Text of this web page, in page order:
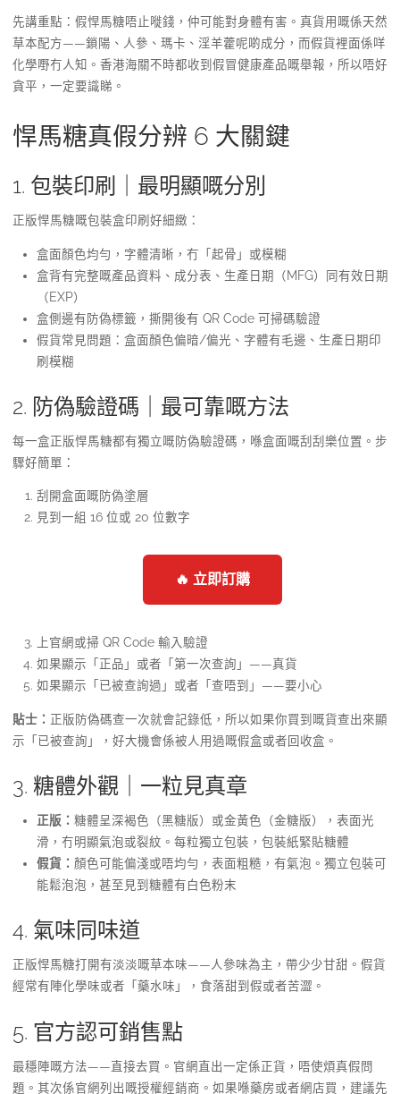
先講重點：假悍馬糖唔止嘥錢，仲可能對身體有害。真貨用嘅係天然
草本配方——鎖陽、人參、瑪卡、淫羊藿呢啲成分，而假貨裡面係咩
化學嘢冇人知。香港海關不時都收到假冒健康產品嘅舉報，所以唔好
貪平，一定要識睇。
悍馬糖真假分辨 6 大關鍵
1. 包裝印刷｜最明顯嘅分別
正版悍馬糖嘅包裝盒印刷好細緻：
盒面顏色均勻，字體清晰，冇「起骨」或模糊
盒背有完整嘅產品資料、成分表、生產日期（MFG）同有效日期
（EXP）
盒側邊有防偽標籤，撕開後有 QR Code 可掃碼驗證
假貨常見問題：盒面顏色偏暗/偏光、字體有毛邊、生產日期印
刷模糊
2. 防偽驗證碼｜最可靠嘅方法
每一盒正版悍馬糖都有獨立嘅防偽驗證碼，喺盒面嘅刮刮樂位置。步
驟好簡單：
刮開盒面嘅防偽塗層
見到一組 16 位或 20 位數字
🔥 立即訂購
上官網或掃 QR Code 輸入驗證
如果顯示「正品」或者「第一次查詢」——真貨
如果顯示「已被查詢過」或者「查唔到」——要小心
貼士： 正版防偽碼查一次就會記錄低，所以如果你買到嘅貨查出來顯
示「已被查詢」，好大機會係被人用過嘅假盒或者回收盒。
3. 糖體外觀｜一粒見真章
正版： 糖體呈深褐色（黑糖版）或金黃色（金糖版），表面光
滑，冇明顯氣泡或裂紋。每粒獨立包裝，包裝紙緊貼糖體
假貨： 顏色可能偏淺或唔均勻，表面粗糙，有氣泡。獨立包裝可
能鬆泡泡，甚至見到糖體有白色粉末
4. 氣味同味道
正版悍馬糖打開有淡淡嘅草本味——人參味為主，帶少少甘甜。假貨
經常有陣化學味或者「藥水味」，食落甜到假或者苦澀。
5. 官方認可銷售點
最穩陣嘅方法——直接去買。官網直出一定係正貨，唔使煩真假問
題。其次係官網列出嘅授權經銷商。如果喺藥房或者網店買，建議先